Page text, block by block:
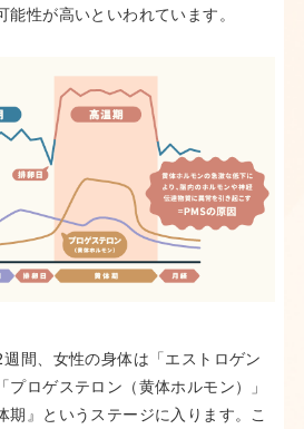
性が高いといわれています。
間、女性の身体は「エストロゲン
プロゲステロン（黄体ホルモン）」
期』というステージに入ります。こ